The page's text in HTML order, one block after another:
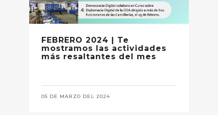
FEBRERO 2024 | Te
mostramos las actividades
más resaltantes del mes
05 DE MARZO DEL 2024